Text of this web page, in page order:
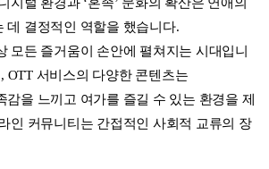
데 결정적인 역할을 했습니다.
모든 즐거움이 손안에 펼쳐지는 시대입니
OTT 서비스의 다양한 콘텐츠는
감을 느끼고 여가를 즐길 수 있는 환경을 제
인 커뮤니티는 간접적인 사회적 교류의 장